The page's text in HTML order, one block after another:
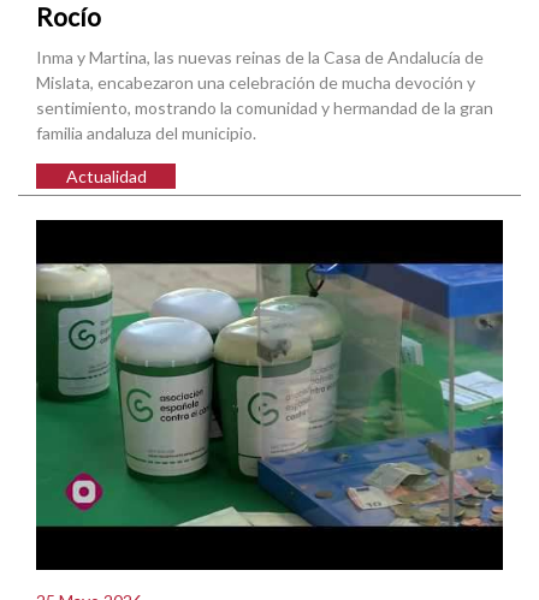
Rocío
Inma y Martina, las nuevas reinas de la Casa de Andalucía de
Mislata, encabezaron una celebración de mucha devoción y
sentimiento, mostrando la comunidad y hermandad de la gran
familia andaluza del municipio.
Actualidad